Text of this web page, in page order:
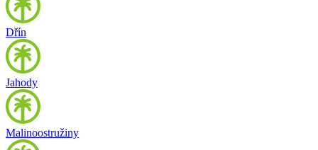
Dřín
Jahody
Malinoostružiny